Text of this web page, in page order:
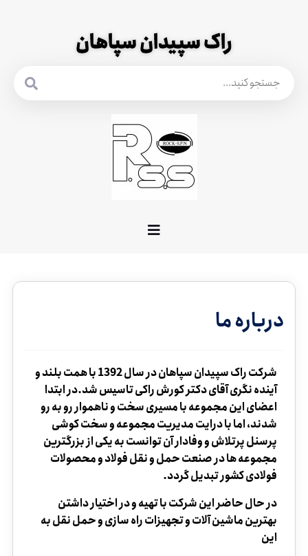
راک سپیدان سپاهان
درباره ما
شرکت راک سپیدان سپاهان در سال 1392 با همت بلند و
آینده نگری آقای دکتر کورش راکی تاسیس شد.در ابتدا
اعضای این مجموعه با مسیری سخت و ناهموار رو به رو
شدند، اما با درایت مدیریت مجموعه و سخت کوشی
پرسنل پرتلاش و وفادار آن توانست به یکی از بزرگترین
مجموعه ها در صنعت حمل و نقل فولاد و محصولات
فولادی کشور تبدیل گردد.
در حال حاضر این شرکت با تهیه و در اختیار داشتن
بهترین ماشین آلات و تجهیزات راه سازی و حمل نقل به
این